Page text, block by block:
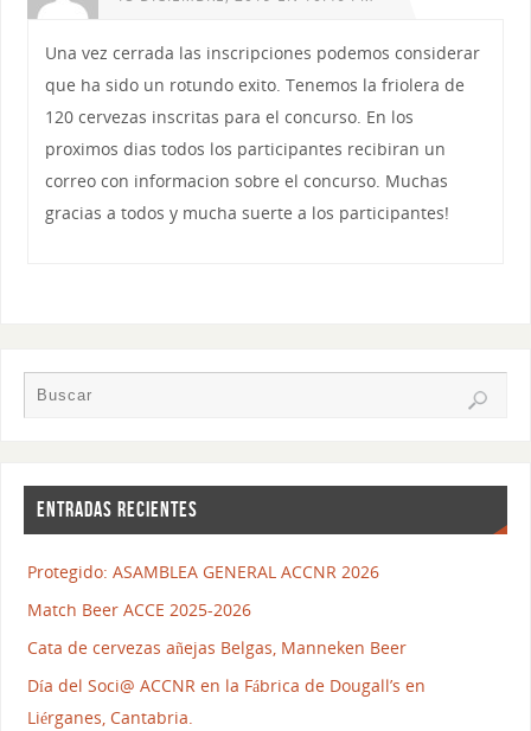
Una vez cerrada las inscripciones podemos considerar
que ha sido un rotundo exito. Tenemos la friolera de
120 cervezas inscritas para el concurso. En los
proximos dias todos los participantes recibiran un
correo con informacion sobre el concurso. Muchas
gracias a todos y mucha suerte a los participantes!
ENTRADAS RECIENTES
Protegido: ASAMBLEA GENERAL ACCNR 2026
Match Beer ACCE 2025-2026
Cata de cervezas añejas Belgas, Manneken Beer
Día del Soci@ ACCNR en la Fábrica de Dougall’s en
Liérganes, Cantabria.